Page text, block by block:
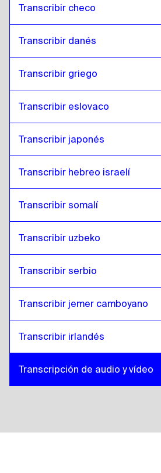
Transcribir checo
Transcribir danés
Transcribir griego
Transcribir eslovaco
Transcribir japonés
Transcribir hebreo israelí
Transcribir somalí
Transcribir uzbeko
Transcribir serbio
Transcribir jemer camboyano
Transcribir irlandés
Transcripción de audio y vídeo